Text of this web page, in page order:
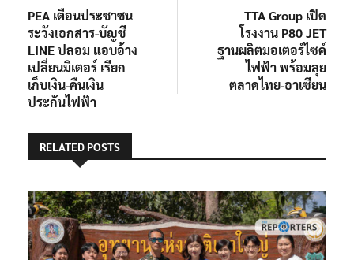
เรื่อง
post:
PEA เตือนประชาชน
ระวังเอกสาร-บัญชี
LINE ปลอม แอบอ้าง
เปลี่ยนมิเตอร์ เรียก
เก็บเงิน-คืนเงิน
ประกันไฟฟ้า
TTA Group เปิด
โรงงาน P80 JET
ฐานผลิตมอเตอร์ไซค์
ไฟฟ้า พร้อมลุย
ตลาดไทย-อาเซียน
RELATED POSTS